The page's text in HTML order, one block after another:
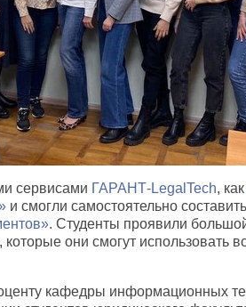
сервисами ГАРАНТ-LegalTech, как
и смогли самостоятельно
. Студенты проявили
они смогут использовать
кафедры информационных